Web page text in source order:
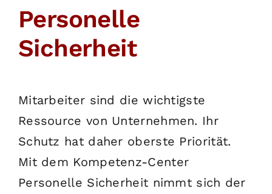
English
SUCHE
Personelle
Sicherheit
Mitarbeiter sind die wichtigste
Ressource von Unternehmen. Ihr
Schutz hat daher oberste Priorität.
Mit dem Kompetenz-Center
Personelle Sicherheit nimmt sich der